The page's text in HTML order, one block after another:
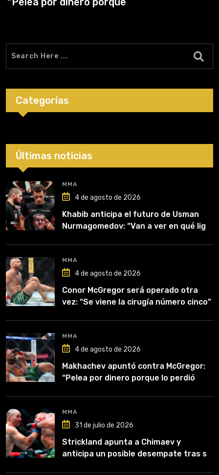
Categorías
Últimas noticias
MMA
4 de agosto de 2026
Khabib anticipa el futuro de Usman
Nurmagomedov: “Van a ver en qué liga
MMA
4 de agosto de 2026
Conor McGregor será operado otra
vez: “Se viene la cirugía número cinco”
MMA
4 de agosto de 2026
Makhachev apuntó contra McGregor:
“Pelea por dinero porque lo perdió
MMA
31 de julio de 2026
Strickland apunta a Chimaev y
anticipa un posible desempate tras su